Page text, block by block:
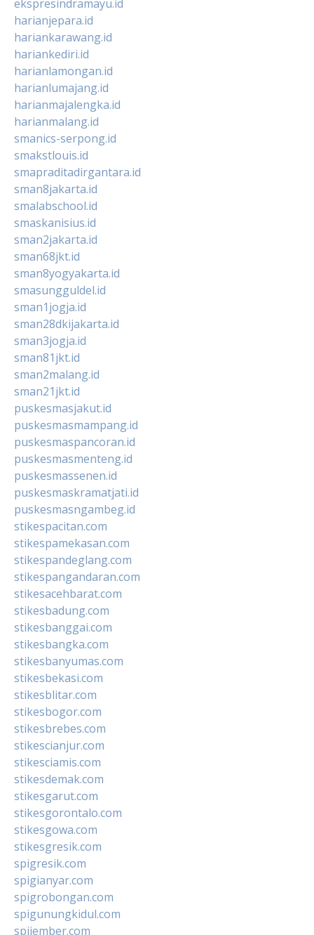
ekspresindramayu.id
harianjepara.id
hariankarawang.id
hariankediri.id
harianlamongan.id
harianlumajang.id
harianmajalengka.id
harianmalang.id
smanics-serpong.id
smakstlouis.id
smapraditadirgantara.id
sman8jakarta.id
smalabschool.id
smaskanisius.id
sman2jakarta.id
sman68jkt.id
sman8yogyakarta.id
smasungguldel.id
sman1jogja.id
sman28dkijakarta.id
sman3jogja.id
sman81jkt.id
sman2malang.id
sman21jkt.id
puskesmasjakut.id
puskesmasmampang.id
puskesmaspancoran.id
puskesmasmenteng.id
puskesmassenen.id
puskesmaskramatjati.id
puskesmasngambeg.id
stikespacitan.com
stikespamekasan.com
stikespandeglang.com
stikespangandaran.com
stikesacehbarat.com
stikesbadung.com
stikesbanggai.com
stikesbangka.com
stikesbanyumas.com
stikesbekasi.com
stikesblitar.com
stikesbogor.com
stikesbrebes.com
stikescianjur.com
stikesciamis.com
stikesdemak.com
stikesgarut.com
stikesgorontalo.com
stikesgowa.com
stikesgresik.com
spigresik.com
spigianyar.com
spigrobongan.com
spigunungkidul.com
spijember.com